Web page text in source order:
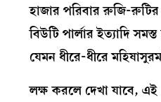
হাজার পরিবার রুজি-
বিউটি পার্লার ইত্যাদি
যেমন ধীরে-ধীরে
লক্ষ করলে দেখা যাবে, এই